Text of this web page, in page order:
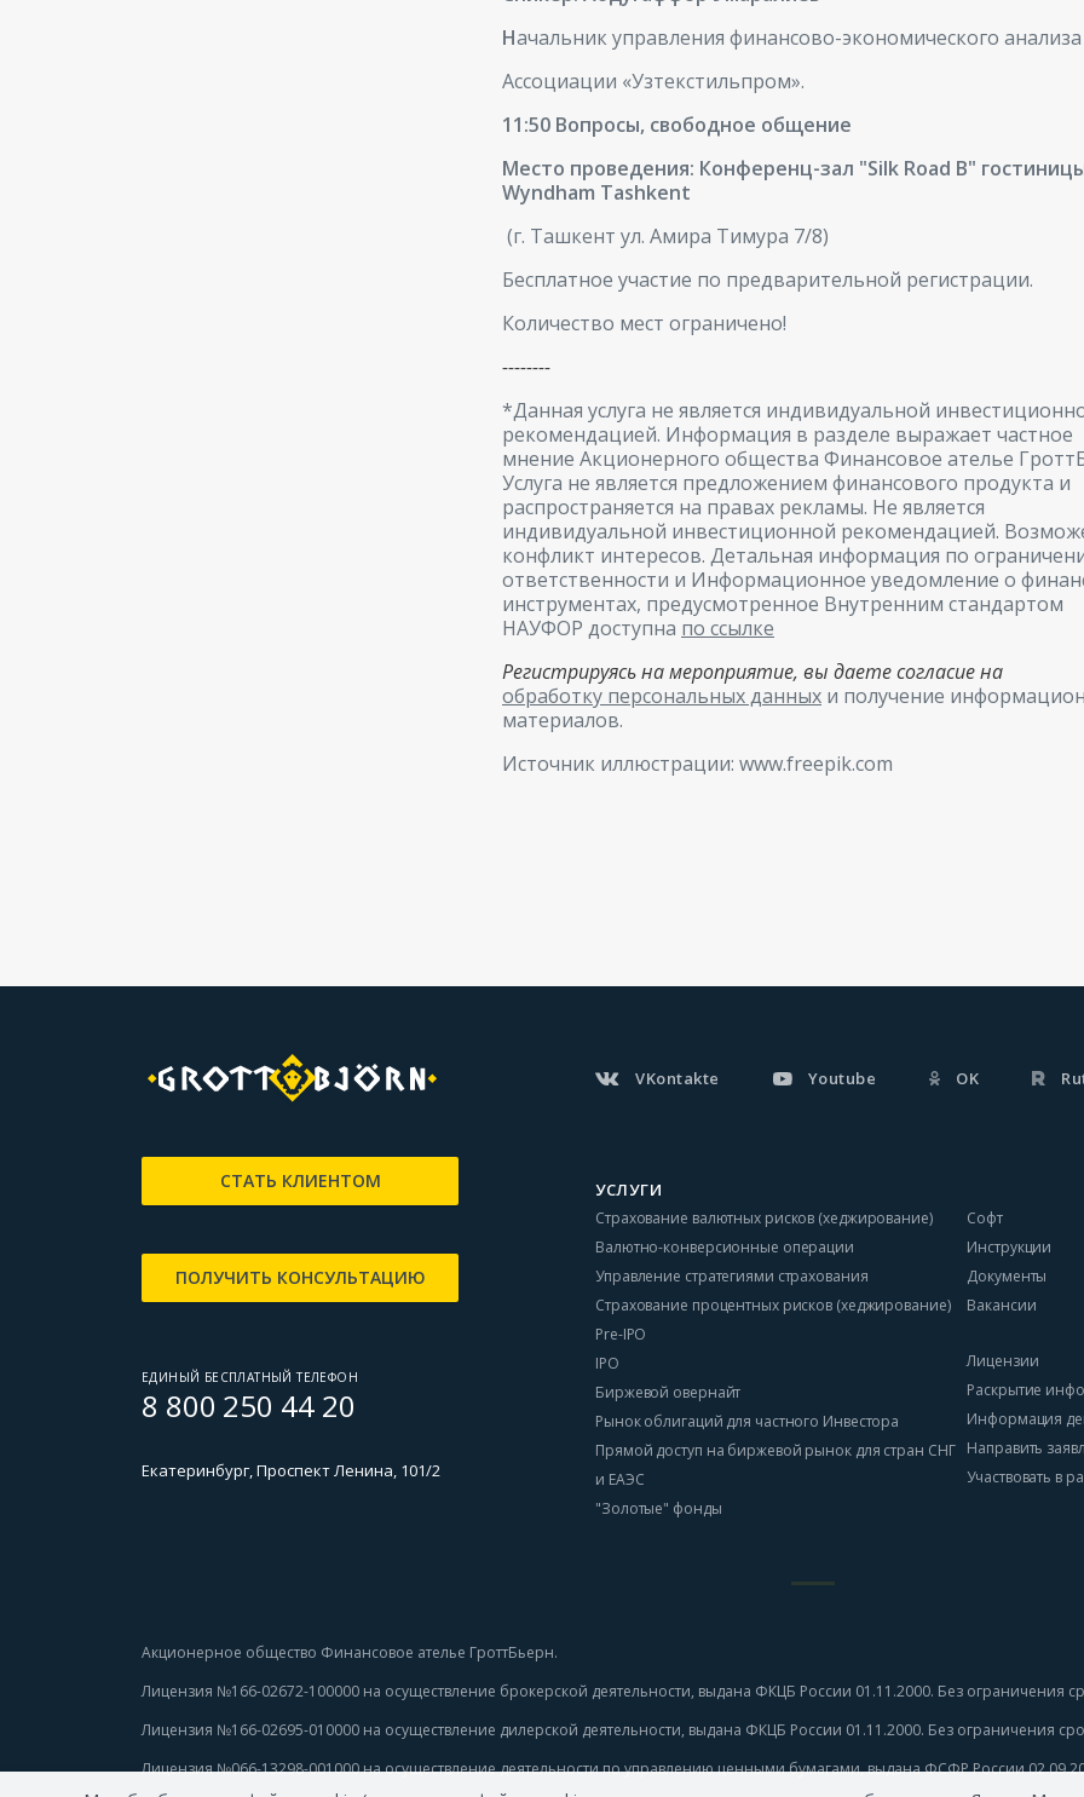
Начальник управления финансово-экономического анализа
Ассоциации «Узтекстильпром».
11:50 Вопросы, свободное общение
Место проведения: Конференц-зал "Silk Road B"
Wyndham Tashkent
(г. Ташкент ул. Амира Тимура 7/8)
Бесплатное участие по предварительной регистрации.
Количество мест ограничено!
--------
*Данная услуга не является индивидуальной
рекомендацией. Информация в разделе выражает частное
мнение Акционерного общества Финансовое ателье
Услуга не является предложением финансового продукта и
распространяется на правах рекламы. Не является
индивидуальной инвестиционной рекомендацией.
конфликт интересов. Детальная информация по
ответственности и Информационное уведомление о
инструментах, предусмотренное Внутренним стандартом
НАУФОР доступна по ссылке
Регистрируясь на мероприятие, вы даете согласие на
обработку персональных данных и получение
материалов.
Источник иллюстрации: www.freepik.com
СТАТЬ КЛИЕНТОМ
ПОЛУЧИТЬ КОНСУЛЬТАЦИЮ
ЕДИНЫЙ БЕСПЛАТНЫЙ ТЕЛЕФОН
8 800 250 44 20
Екатеринбург, Проспект Ленина, 101/2
VKontakte Youtube OK
УСЛУГИ
Страхование валютных рисков (хеджирование)
Валютно-конверсионные операции
Управление стратегиями страхования
Страхование процентных рисков (хеджирование)
Pre-IPO
IPO
Биржевой овернайт
Рынок облигаций для частного Инвестора
Прямой доступ на биржевой рынок для стран СНГ
и ЕАЭС
"Золотые" фонды
Софт
Инструкции
Документы
Вакансии
Лицензии
Раскрытие
Информация
Направить
Участвовать в
Акционерное общество Финансовое ателье ГроттБьерн.
Лицензия №166-02672-100000 на осуществление брокерской деятельности, выдана ФКЦБ России 01.11.2000. Без ограничения
Лицензия №166-02695-010000 на осуществление дилерской деятельности, выдана ФКЦБ России 01.11.2000. Без ограничения
Лицензия №066-13298-001000 на осуществление деятельности по управлению ценными бумагами, выдана ФСФР России